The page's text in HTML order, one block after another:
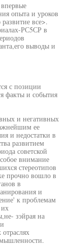
опыта и уроков
все>.
РС5СР в
выводы и
с позиции
факты и события
и негативных
ее
и недостатки в
развитием
советской
внимание
стереотипов
прочно вошло в
в
и
к проблемам
зэйрая на